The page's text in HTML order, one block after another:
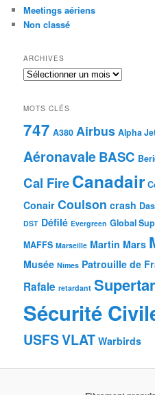
Meetings aériens
Non classé
ARCHIVES
Archives
MOTS CLÉS
747 A380 Airbus Alpha
AéronavaleBASC
Cal FireCanadair
Conair Coulson crash
DST Défilé Evergreen Global
MAFFS Marseille Martin Mars
Musée Nîmes Patrouille de
Rafale retardant
Sécurité
USFSVLAT Warbirds